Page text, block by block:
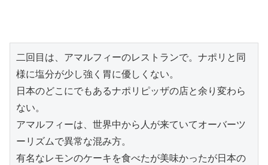
二回目は、アマルフィーのレストランで。ナポリと同
様に塩分が少し強く胃に優しくない。
日本のどこにでもあるナポリピッザの店と余り変わら
ない。
アマルフィーは、世界中から人が来ていてオーバーツ
ーリズムで異常な混み方。
有名なレモンのケーキを食べたが美味かったが日本の